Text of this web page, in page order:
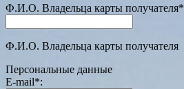
Ф.И.О. Владельца карты получателя*
Ф.И.О. Владельца карты получателя
Персональные данные
E-mail*: